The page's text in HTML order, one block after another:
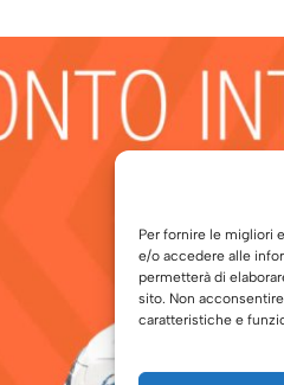
Per fornire le migliori
e/o accedere alle
permetterà di
sito. Non
caratteristiche e